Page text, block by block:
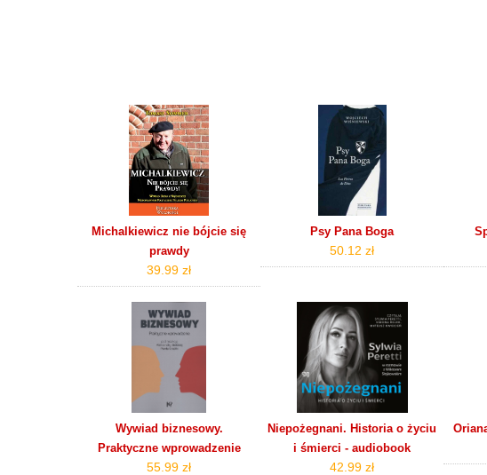
Michalkiewicz nie bójcie się
prawdy
39.99 zł
Psy Pana Boga
50.12 zł
Wywiad biznesowy.
Praktyczne wprowadzenie
55.99 zł
Niepożegnani. Historia o życiu
i śmierci - audiobook
42.99 zł